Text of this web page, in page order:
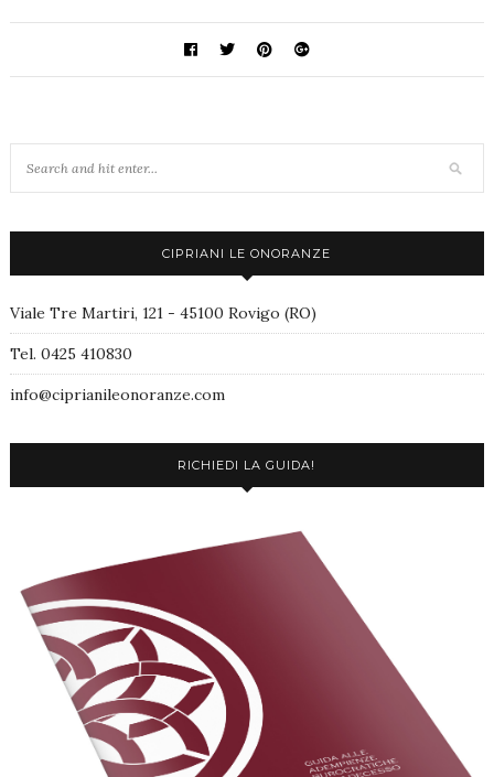
CIPRIANI LE ONORANZE
Viale Tre Martiri, 121 - 45100 Rovigo (RO)
Tel. 0425 410830
info@ciprianileonoranze.com
RICHIEDI LA GUIDA!